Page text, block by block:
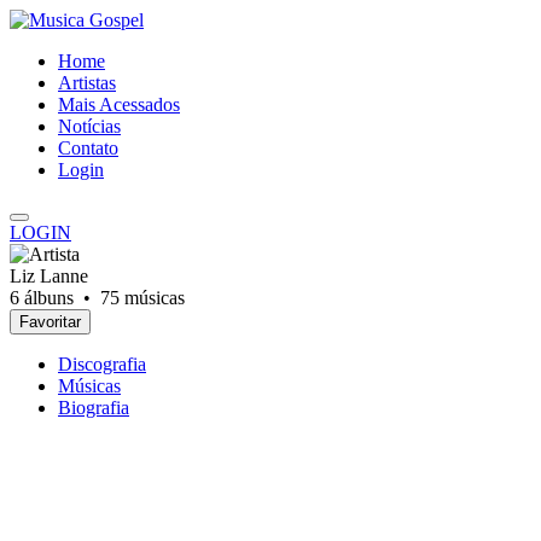
Home
Artistas
Mais Acessados
Notícias
Contato
Login
LOGIN
Liz Lanne
6 álbuns • 75 músicas
Favoritar
Discografia
Músicas
Biografia